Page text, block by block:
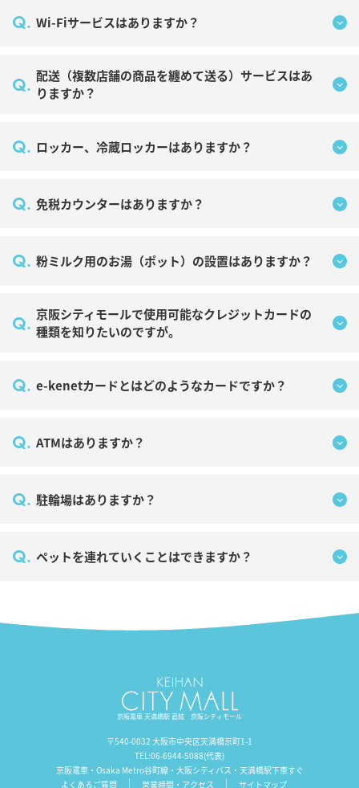
Q. Wi-Fiサービスはありますか？
Q. 配送（複数店舗の商品を纏めて送る）サービスはあ
りますか？
Q. ロッカー、冷蔵ロッカーはありますか？
Q. 免税カウンターはありますか？
Q. 粉ミルク用のお湯（ポット）の設置はありますか？
Q. 京阪シティモールで使用可能なクレジットカードの
種類を知りたいのですが。
Q. e-kenetカードとはどのようなカードですか？
Q. ATMはありますか？
Q. 駐輪場はありますか？
Q. ペットを連れていくことはできますか？
京阪電車 天満橋駅 直結 京阪シティモール
〒540-0032 大阪市中央区天満橋京町1-1
TEL:06-6944-5088(代表)
京阪電車・Osaka Metro谷町線・大阪シティバス・天満橋駅下車すぐ
よくあるご質問
営業時間・アクセス サイトマップ